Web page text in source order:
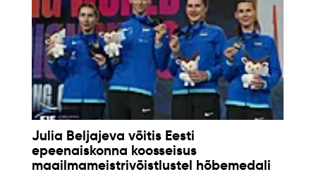
Julia Beljajeva võitis Eesti
epeenaiskonna koosseisus
maailmameistrivõistlustel hõbemedali